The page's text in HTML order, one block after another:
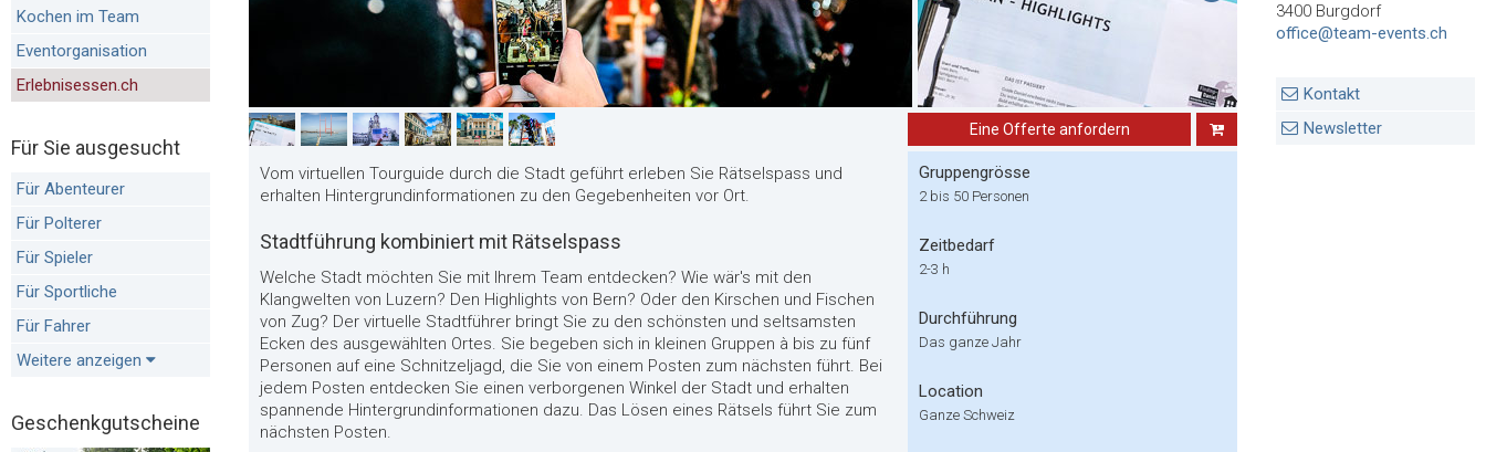
Kochen im Team
Eventorganisation
Erlebnisessen.ch
Für Sie ausgesucht
Für Abenteurer
Für Polterer
Für Spieler
Für Sportliche
Für Fahrer
Weitere anzeigen
Geschenkgutscheine
Eine Offerte anfordern
Vom virtuellen Tourguide durch die Stadt geführt erleben Sie Rätselspass und
erhalten Hintergrundinformationen zu den Gegebenheiten vor Ort.
Stadtführung kombiniert mit Rätselspass
Welche Stadt möchten Sie mit Ihrem Team entdecken? Wie wär's mit den
Klangwelten von Luzern? Den Highlights von Bern? Oder den Kirschen und Fischen
von Zug? Der virtuelle Stadtführer bringt Sie zu den schönsten und seltsamsten
Ecken des ausgewählten Ortes. Sie begeben sich in kleinen Gruppen à bis zu fünf
Personen auf eine Schnitzeljagd, die Sie von einem Posten zum nächsten führt. Bei
jedem Posten entdecken Sie einen verborgenen Winkel der Stadt und erhalten
spannende Hintergrundinformationen dazu. Das Lösen eines Rätsels führt Sie zum
nächsten Posten.
Gruppengrösse
2 bis 50 Personen
Zeitbedarf
2-3 h
Durchführung
Das ganze Jahr
Location
Ganze Schweiz
3400 Burgdorf
office@team-events.ch
Kontakt
Newsletter